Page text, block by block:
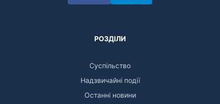
РОЗДІЛИ
Суспільство
Надзвичайні події
Останні новини